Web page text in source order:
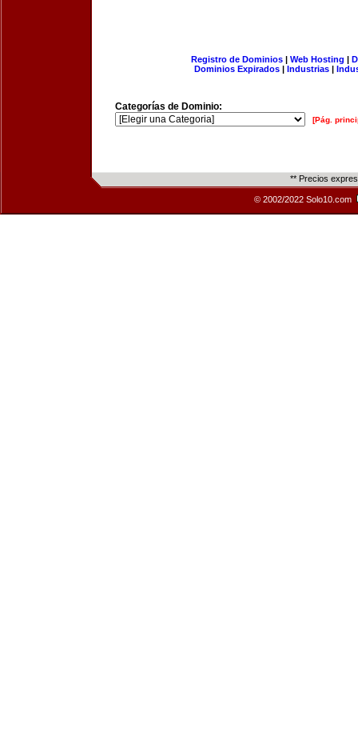
Registro de Dominios| Web Hosting |
Dominios Expirados | Industrias |
Categorías de Dominio:
[Pág.
** Precios
© 2002/2022 Solo10.com